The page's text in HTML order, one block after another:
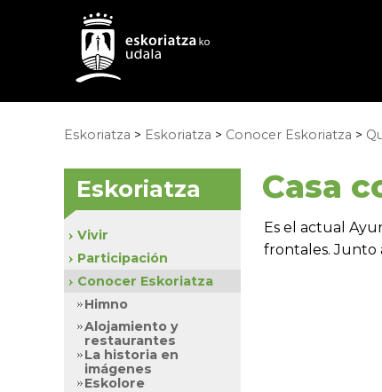
Eskoriatza > Eskoriatza > Conocer Eskoriatza >
Casa
Es el actual
frontales. Junto
Eskoriatza
Vivir
Participación
Conocer Eskoriatza
Himno
Alojamiento y
restaurantes
La historia en
imágenes
Eskolore